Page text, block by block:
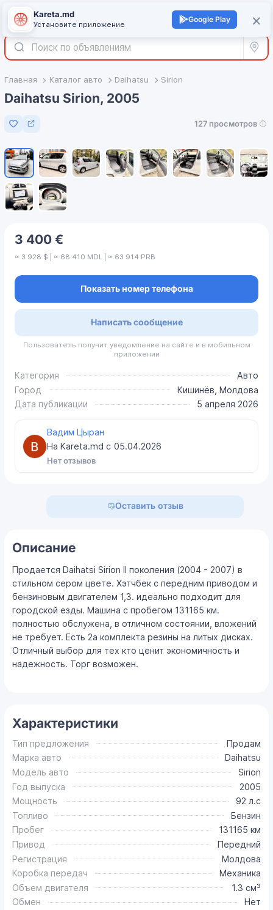
Войти +
Все
Главная Каталог авто Daihatsu Sirion
Daihatsu Sirion, 2005
Добавить в избранное
127 просмотров
3 400 €
≈ 3 928 $ | ≈ 68 410 MDL | ≈ 63 914 PRB
Показать номер телефона
Написать сообщение
Пользователь получит уведомление на сайте и в мобильном
приложении
Категория
Авто
Город
Кишинёв, Молдова
Дата публикации
5 апреля 2026
Вадим Цыран
На Kareta.md с 05.04.2026
Нет отзывов
Оставить отзыв
Описание
Продается Daihatsi Sirion II поколения (2004 - 2007) в
стильном сером цвете. Хэтчбек с передним приводом и
бензиновым двигателем 1,3. идеально подходит для
городской езды. Машина с пробегом 131165 км.
полностью обслужена, в отличном состоянии, вложений
не требует. Есть 2а комплекта резины на литых дисках.
Отличный выбор для тех кто ценит экономичность и
надежность. Торг возможен.
Характеристики
Тип предложения
Продам
Марка авто
Daihatsu
Модель авто
Sirion
Год выпуска
2005
Мощность
92 л.с
Топливо
Бензин
Пробег
131165 км
Привод
Передний
Регистрация
Молдова
Коробка передач
Механика
Объем двигателя
1.3 см³
Обмен
Нет
×
Kareta.md
Установите приложение
Google Play